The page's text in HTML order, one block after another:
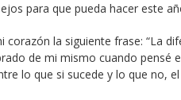
para que pueda hacer este
corazón la siguiente frase: “La
de mi mismo cuando
lo que si sucede y lo que no,